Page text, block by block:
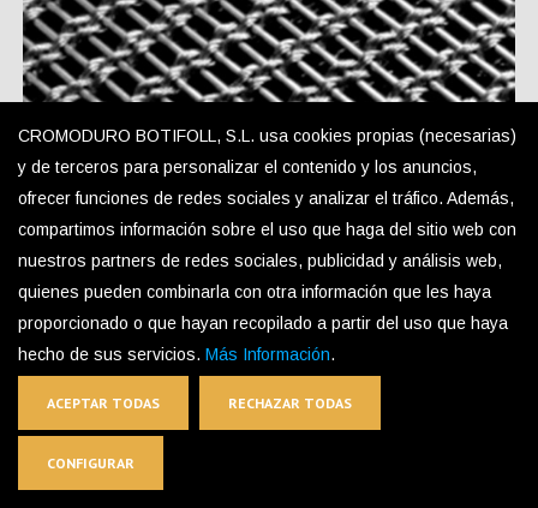
TEX-S1 Decorative Mesh
CROMODURO BOTIFOLL, S.L. usa cookies propias (necesarias)
y de terceros para personalizar el contenido y los anuncios,
ofrecer funciones de redes sociales y analizar el tráfico. Además,
compartimos información sobre el uso que haga del sitio web con
nuestros partners de redes sociales, publicidad y análisis web,
quienes pueden combinarla con otra información que les haya
proporcionado o que hayan recopilado a partir del uso que haya
hecho de sus servicios. Más Información.
ACEPTAR TODAS RECHAZAR TODAS
CONFIGURAR